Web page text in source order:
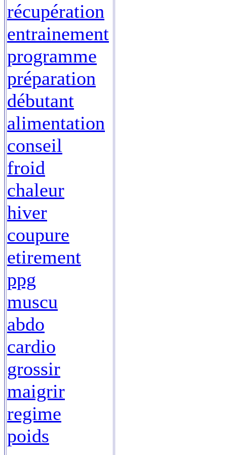
récupération
entrainement
programme
préparation
débutant
alimentation
conseil
froid
chaleur
hiver
coupure
etirement
ppg
muscu
abdo
cardio
grossir
maigrir
regime
poids